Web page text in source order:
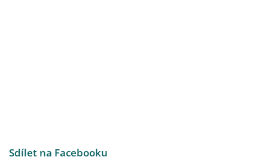
Sdílet na Facebooku